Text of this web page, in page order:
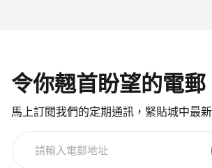
令你翹首盼望的電郵
馬上訂閱我們的定期通訊，緊貼城中最